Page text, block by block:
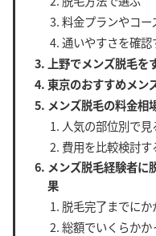
料金プランやコー
通いやすさを確認
上野でメンズ脱毛を
東京のおすすめメン
メンズ脱毛の料金相
人気の部位別で見
費用を比較検討
メンズ脱毛経験者に
果
脱毛完了までに
総額でいくらかか